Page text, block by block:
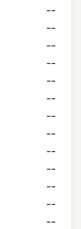
--
--
--
--
--
--
--
--
--
--
--
--
--